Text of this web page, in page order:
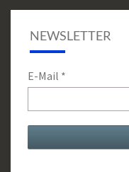
NEWSLETTER
E-Mail *